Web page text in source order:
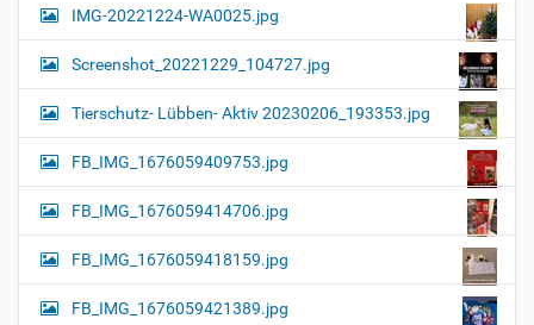
IMG-20221224-WA0025.jpg
Screenshot_20221229_104727.jpg
Tierschutz- Lübben- Aktiv 20230206_193353.jpg
FB_IMG_1676059409753.jpg
FB_IMG_1676059414706.jpg
FB_IMG_1676059418159.jpg
FB_IMG_1676059421389.jpg